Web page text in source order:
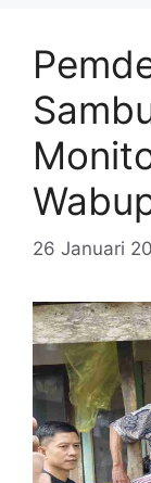
26 Januari